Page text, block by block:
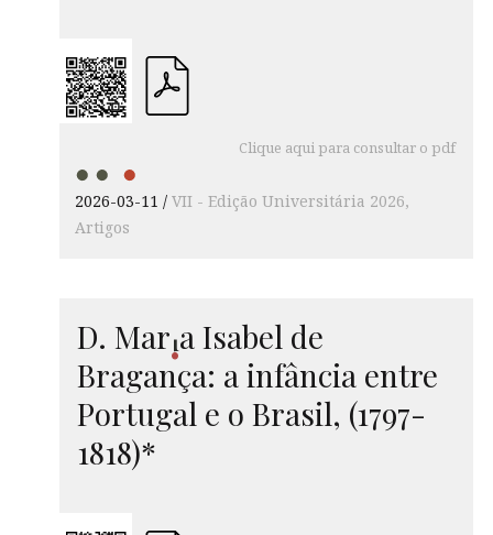
Clique aqui para consultar o pdf
2026-03-11
VII - Edição Universitária 2026
Artigos
D. MariaIsabel de
Bragança: a infância entre
Portugal e o Brasil, (1797-
1818)*